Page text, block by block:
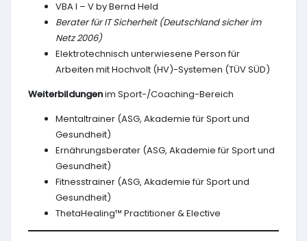
VBA I – V by Bernd Held
Berater für IT Sicherheit (Deutschland sicher im
Netz 2006)
Elektrotechnisch unterwiesene Person für
Arbeiten mit Hochvolt (HV)-Systemen (TÜV SÜD)
Weiterbildungenim Sport-/Coaching-Bereich
Mentaltrainer (ASG, Akademie für Sport und
Gesundheit)
Ernährungsberater (ASG, Akademie für Sport und
Gesundheit)
Fitnesstrainer (ASG, Akademie für Sport und
Gesundheit)
ThetaHealing™ Practitioner & Elective